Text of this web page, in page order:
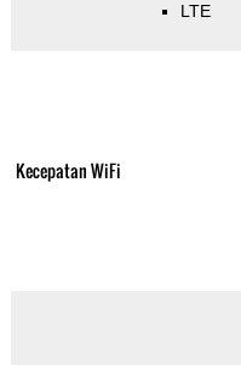
LTE
Kecepatan WiFi